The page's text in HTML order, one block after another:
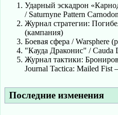
Ударный эскадрон
/ Saturnyne Pattern
Журнал стратегии:
(кампания)
Боевая сфера / Warsphere
"Кауда Драконис" / Cauda
Журнал тактики:
Journal Tactica: Mailed Fist
Последние изменения